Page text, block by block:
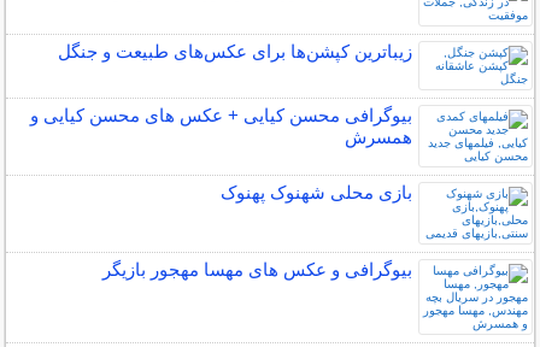
زیباترین کپشن‌ها برای عکس‌های طبیعت و جنگل
بیوگرافی محسن کیایی + عکس های محسن کیایی و
همسرش
بازی محلی شهنوک پهنوک
بیوگرافی و عکس های مهسا مهجور بازیگر